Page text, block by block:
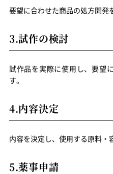
要望に合わせた商品の処方開発
3.試作の検討
試作品を実際に使用し、要望
す。
4.内容決定
内容を決定し、使用する原料・
5.薬事申請